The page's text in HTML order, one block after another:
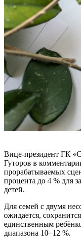
Вице-президент ГК
Гуторов в
прорабатываемых
процента до 4 % для
детей.
Для семей с двумя
ожидается,
единственным
диапазона 10–12 %.